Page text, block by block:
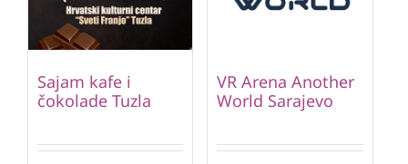
Sajam kafe i
čokolade Tuzla
VR Arena Another
World Sarajevo